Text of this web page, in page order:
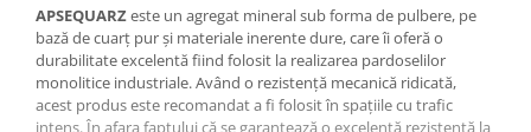
APSEQUARZeste un agregat mineral sub forma de pulbere, pe
bază de cuarţ pur şi materiale inerente dure, care îi oferă o
durabilitate excelentă fiind folosit la realizarea pardoselilor
monolitice industriale. Având o rezistenţă mecanică ridicată,
acest produs este recomandat a fi folosit în spaţiile cu trafic